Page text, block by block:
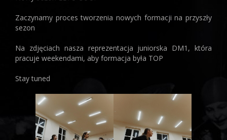
Zaczynamy proces tworzenia nowych formacji na przyszły
sezon
Na zdjęciach nasza reprezentacja juniorska DM1, która
pracuje weekendami, aby formacja była TOP
Stay tuned